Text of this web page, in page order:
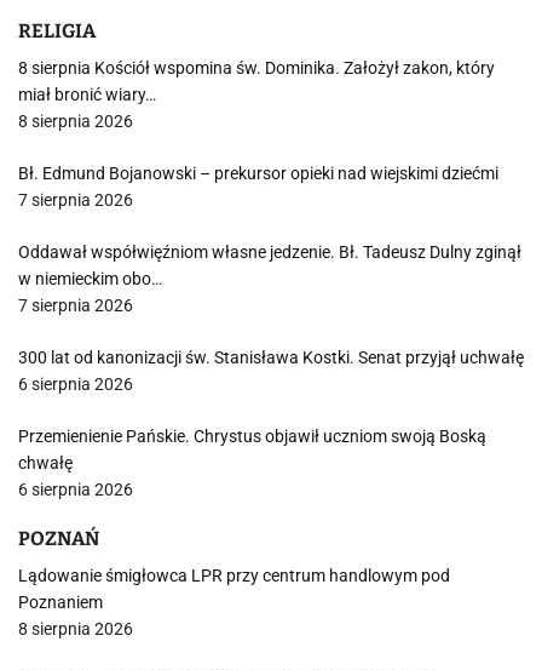
RELIGIA
8 sierpnia Kościół wspomina św. Dominika. Założył zakon, który
miał bronić wiary…
8 sierpnia 2026
Bł. Edmund Bojanowski – prekursor opieki nad wiejskimi dziećmi
7 sierpnia 2026
Oddawał współwięźniom własne jedzenie. Bł. Tadeusz Dulny zginął
w niemieckim obo…
7 sierpnia 2026
300 lat od kanonizacji św. Stanisława Kostki. Senat przyjął uchwałę
6 sierpnia 2026
Przemienienie Pańskie. Chrystus objawił uczniom swoją Boską
chwałę
6 sierpnia 2026
POZNAŃ
Lądowanie śmigłowca LPR przy centrum handlowym pod
Poznaniem
8 sierpnia 2026